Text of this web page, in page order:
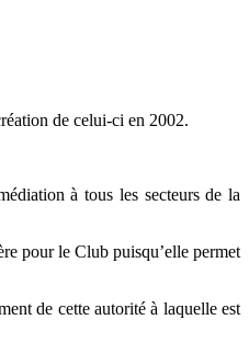
de celui-ci en 2002.
à tous les secteurs de la
pour le Club puisqu’elle permet
de cette autorité à laquelle est